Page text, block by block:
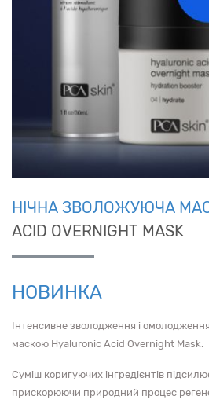
НІЧНА ЗВОЛОЖУЮЧА
ACID OVERNIGHT MASK
НОВИНКА
Інтенсивне зволодження і
маскою Hyaluronic Acid Overnight Mask.
Суміш коригуючих інгредієнтів
прискорюючи природний процес